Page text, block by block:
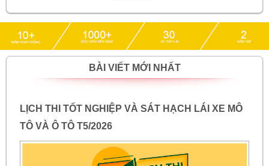
BÀI VIẾT MỚI NHẤT
LỊCH THI TỐT NGHIỆP VÀ SÁT HẠCH LÁI XE MÔ
TÔ VÀ Ô TÔ T5/2026